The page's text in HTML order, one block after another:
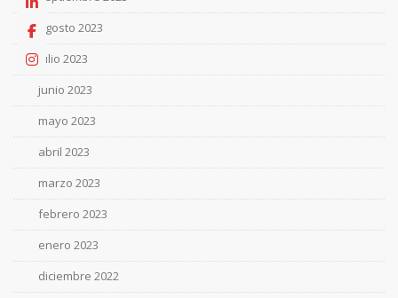
agosto 2023
julio 2023
junio 2023
mayo 2023
abril 2023
marzo 2023
febrero 2023
enero 2023
diciembre 2022